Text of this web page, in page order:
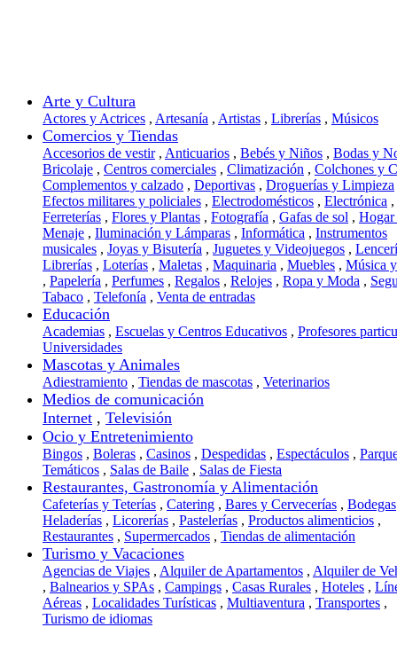
Arte y Cultura
Actores y Actrices , Artesanía , Artistas , Librerías , Músicos
Comercios y Tiendas
Accesorios de vestir, Anticuarios , Bebés y Niños , Bodas y
Bricolaje , Centros comerciales , Climatización , Colchones y
Complementos y calzado , Deportivas , Droguerías y Limpieza
Efectos militares y policiales , Electrodomésticos , Electrónica ,
Ferreterías , Flores y Plantas , Fotografía , Gafas de sol ,
Menaje , Iluminación y Lámparas , Informática , Instrumentos
musicales , Joyas y Bisutería , Juguetes y Videojuegos ,
Librerías , Loterías , Maletas , Maquinaria , Muebles , Música
, Papelería , Perfumes , Regalos , Relojes , Ropa y Moda ,
Tabaco , Telefonía , Venta de entradas
Educación
Academias , Escuelas y Centros Educativos , Profesores
Universidades
Mascotas y Animales
Adiestramiento , Tiendas de mascotas , Veterinarios
Medios de comunicación
Internet , Televisión
Ocio y Entretenimiento
Bingos , Boleras , Casinos , Despedidas , Espectáculos ,
Temáticos , Salas de Baile , Salas de Fiesta
Restaurantes, Gastronomía y Alimentación
Cafeterías y Teterías , Catering , Bares y Cervecerías , Bodegas
Heladerías , Licorerías , Pastelerías , Productos alimenticios ,
Restaurantes , Supermercados , Tiendas de alimentación
Turismo y Vacaciones
Agencias de Viajes , Alquiler de Apartamentos , Alquiler de
, Balnearios y SPAs , Campings , Casas Rurales , Hoteles ,
Aéreas , Localidades Turísticas , Multiaventura , Transportes ,
Turismo de idiomas